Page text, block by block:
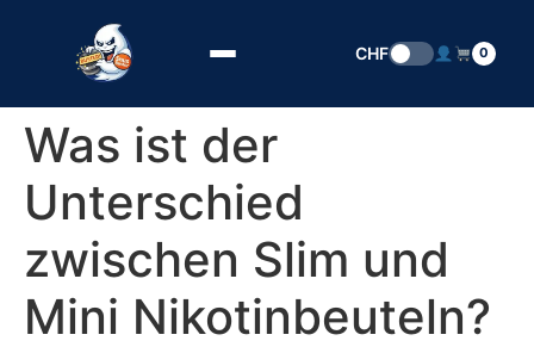
CHF 0
Was ist der
Unterschied
zwischen Slim und
Mini Nikotinbeuteln?